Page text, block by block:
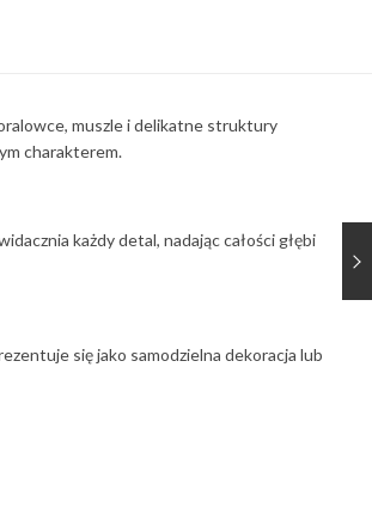
muszle i delikatne struktury
charakterem.
każdy detal, nadając całości głębi
się jako samodzielna dekoracja lub